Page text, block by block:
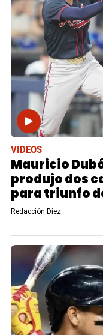
VIDEOS
Mauricio
produjo dos
para triunfo
Redacción Diez